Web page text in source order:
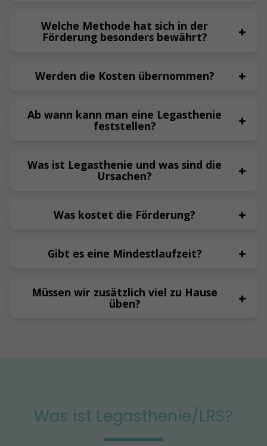
Welche Methode hat sich in der
Förderung besonders bewährt?
Werden die Kosten übernommen?
Ab wann kann man eine Legasthenie
feststellen?
Was ist Legasthenie und was sind die
Ursachen?
Was kostet die Förderung?
Gibt es eine Mindestlaufzeit?
Müssen wir zusätzlich viel zu Hause
üben?
Was ist Legasthenie/LRS?